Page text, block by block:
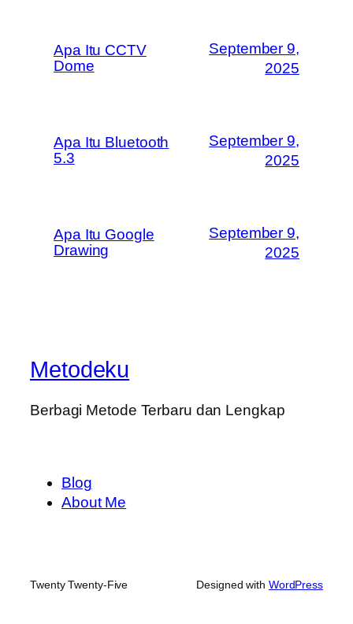
Apa Itu CCTV
Dome
September 9,
2025
Apa Itu Bluetooth
5.3
September 9,
2025
Apa Itu Google
Drawing
September 9,
2025
Metodeku
Berbagi Metode Terbaru dan Lengkap
Blog
About Me
Twenty Twenty-Five Designed with WordPress